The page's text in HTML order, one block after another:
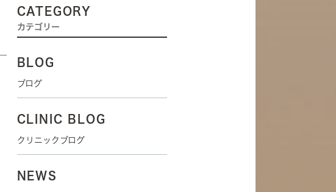
CATEGORY
カテゴリー
BLOG
ブログ
CLINIC BLOG
クリニックブログ
NEWS